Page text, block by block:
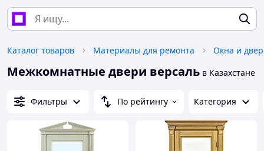
Каталог товаров Материалы для ремонта Окна и
Межкомнатные двери версаль в Казахстане
Фильтры По рейтингу Категория